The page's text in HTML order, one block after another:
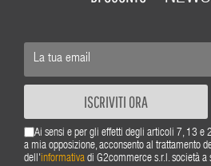
ISCRIVITI ORA
Ai sensi e per gli effetti degli articoli 7, 13 e
a mia opposizione, acconsento al trattamento
dell'informativa di G2commerce s.r.l. società a